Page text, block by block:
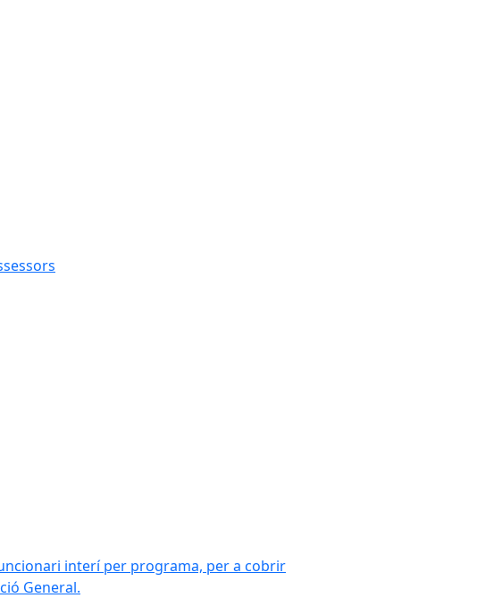
interí per programa, per a cobrir
General.